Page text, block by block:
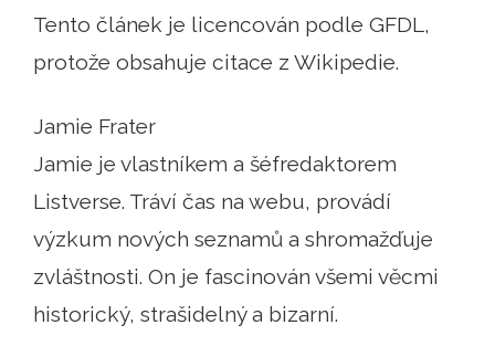
Tento článek je licencován podle GFDL,
protože obsahuje citace z Wikipedie.
Jamie Frater
Jamie je vlastníkem a šéfredaktorem
Listverse. Tráví čas na webu, provádí
výzkum nových seznamů a shromažďuje
zvláštnosti. On je fascinován všemi věcmi
historický, strašidelný a bizarní.